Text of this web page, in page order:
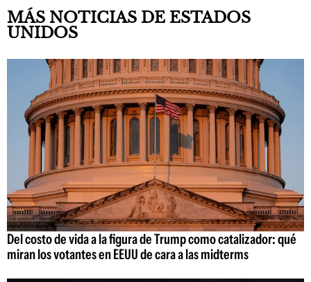
MÁS NOTICIAS DE ESTADOS
UNIDOS
Del costo de vida a la figura de Trump como catalizador: qué
miran los votantes en EEUU de cara a las midterms